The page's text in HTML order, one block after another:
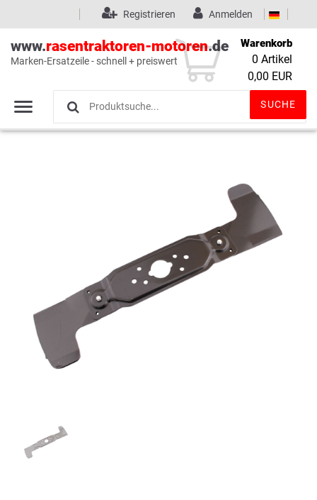
Wunschliste (0)
Anmelden
Registrieren
www.rasentraktoren-motoren.de
Marken-Ersatzeile - schnell + preiswert
SUCHE
Warenkorb
0 Artikel
0,00 EUR